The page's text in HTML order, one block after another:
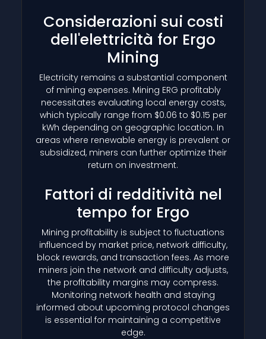
Considerazioni sui costi
dell'elettricità for Ergo
Mining
Electricity remains a substantial component
of mining expenses. Mining ERG profitably
necessitates evaluating local energy costs,
which typically range from $0.06 to $0.15 per
kWh depending on geographic location. In
areas where renewable energy is prevalent or
subsidized, miners can further optimize their
return on investment.
Fattori di redditività nel
tempo for Ergo
Mining profitability is subject to fluctuations
influenced by market price, network difficulty,
block rewards, and transaction fees. As more
miners join the network and difficulty adjusts,
the profitability margins may compress.
Monitoring network health and staying
informed about upcoming protocol changes
is essential for maintaining a competitive
edge.